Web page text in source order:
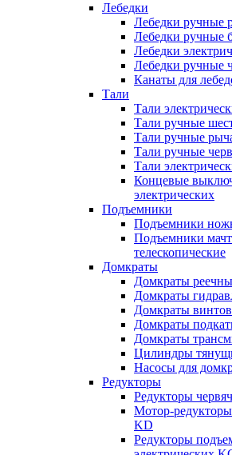
Лебедки
Лебедки ручные
Лебедки ручные
Лебедки
Лебедки ручные
Канаты для
Тали
Тали
Тали ручные
Тали ручные
Тали ручные
Тали
Концевые
электрических
Подъемники
Подъемники
Подъемники
телескопические
Домкраты
Домкраты
Домкраты
Домкраты
Домкраты
Домкраты
Цилиндры
Насосы для
Редукторы
Редукторы
Мотор-
KD
Редукторы